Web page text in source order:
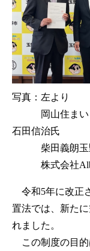
写真：左より
岡山住まいと
石田信治氏
柴田義朗玉
株式会社
令和5年に改正
置法では、新た
れました。
この制度の目的